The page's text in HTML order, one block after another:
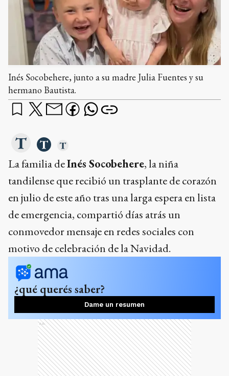
Inés Socobehere, junto a su madre Julia Fuentes y su
hermano Bautista.
La familia deInés Socobehere, la niña
tandilense que recibió un trasplante de corazón
en julio de este año tras una larga espera en lista
de emergencia, compartió días atrás un
conmovedor mensaje en redes sociales con
motivo de celebración de la Navidad.
¿qué querés saber?
Dame un resumen
Ads